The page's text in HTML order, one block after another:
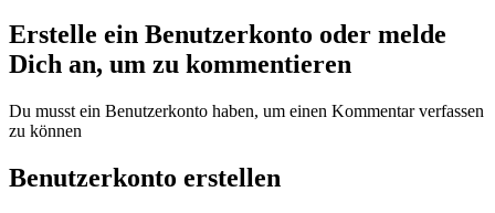
Erstelle ein Benutzerkonto oder melde
Dich an, um zu kommentieren
Du musst ein Benutzerkonto haben, um einen Kommentar verfassen
zu können
Benutzerkonto erstellen